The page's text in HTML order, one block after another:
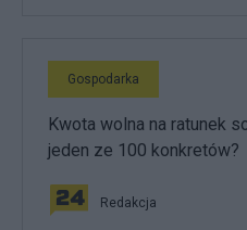
Gospodarka
Kwota wolna na ratunek
jeden ze 100 konkretów?
Redakcja